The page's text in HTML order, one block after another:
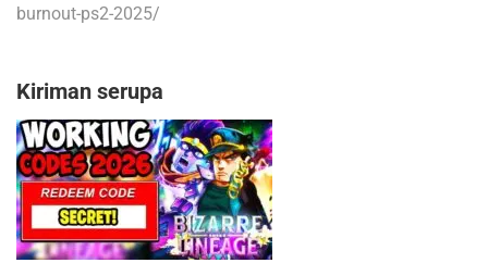
burnout-ps2-2025/
Kiriman serupa